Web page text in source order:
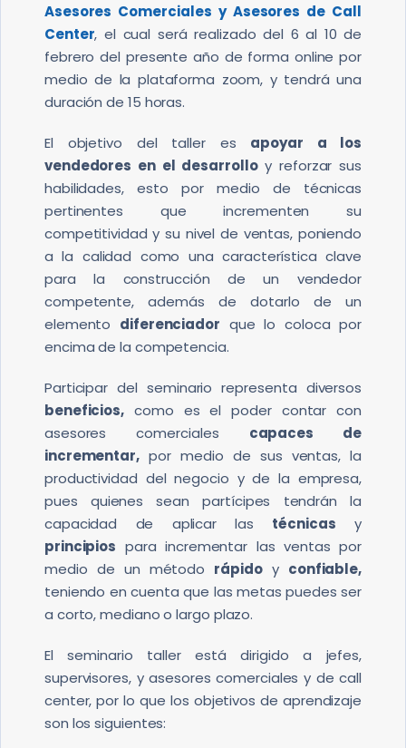
Asesores Comerciales y Asesores de Call
Center, el cual será realizado del 6 al 10 de
febrero del presente año de forma online por
medio de la plataforma zoom, y tendrá una
duración de 15 horas.
El objetivo del taller es apoyar a los
vendedores en el desarrolloy reforzar sus
habilidades, esto por medio de técnicas
pertinentes que incrementen su
competitividad y su nivel de ventas, poniendo
a la calidad como una característica clave
para la construcción de un vendedor
competente, además de dotarlo de un
elemento diferenciador que lo coloca por
encima de la competencia.
Participar del seminario representa diversos
beneficios, como es el poder contar con
asesores comerciales capaces de
incrementar,por medio de sus ventas, la
productividad del negocio y de la empresa,
pues quienes sean partícipes tendrán la
capacidad de aplicar las técnicas y
principios para incrementar las ventas por
medio de un método rápidoy confiable,
teniendo en cuenta que las metas puedes ser
a corto, mediano o largo plazo.
El seminario taller está dirigido a jefes,
supervisores, y asesores comerciales y de call
center, por lo que los objetivos de aprendizaje
son los siguientes: